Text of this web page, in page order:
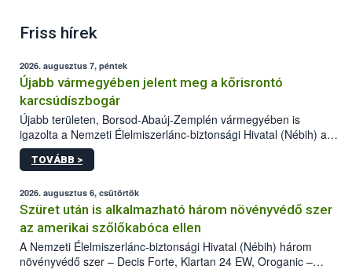
Friss hírek
2026. augusztus 7, péntek
Újabb vármegyében jelent meg a kőrisrontó
karcsúdíszbogár
Újabb területen, Borsod-Abaúj-Zemplén vármegyében is
igazolta a Nemzeti Élelmiszerlánc-biztonsági Hivatal (Nébih) a
kőrisrontó karcsúdíszbogár (Agrilus planipennis) jelenlétét. A
kártevőt nem csak színcsapdában találták meg, de már fertőzött
az intenzív felderítést, emellett az intézkedéseket a szlovák
hatósággal is összehangolják a terjedés megállítása érdekében.
TOVÁBB >
2026. augusztus 6, csütörtök
Szüret után is alkalmazható három növényvédő szer
az amerikai szőlőkabóca ellen
A Nemzeti Élelmiszerlánc-biztonsági Hivatal (Nébih) három
növényvédő szer – Decis Forte, Klartan 24 EW, Oroganic –